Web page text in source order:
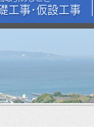
工事･仮設工事